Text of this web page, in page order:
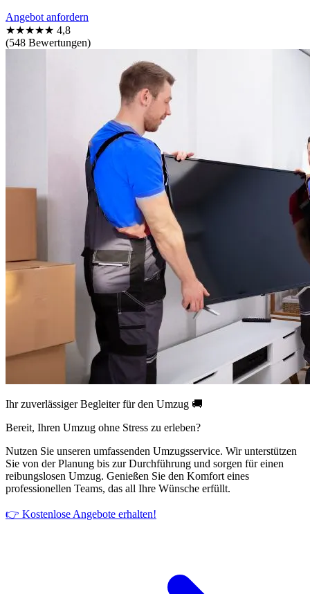
Angebot anfordern
★★★★★ 4,8
(548 Bewertungen)
Ihr zuverlässiger Begleiter für den Umzug 🚚
Bereit, Ihren Umzug ohne Stress zu erleben?
Nutzen Sie unseren umfassenden Umzugsservice. Wir unterstützen
Sie von der Planung bis zur Durchführung und sorgen für einen
reibungslosen Umzug. Genießen Sie den Komfort eines
professionellen Teams, das all Ihre Wünsche erfüllt.
👉 Kostenlose Angebote erhalten!